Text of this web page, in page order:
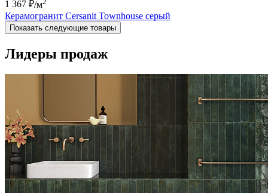
1 367 ₽/м
Керамогранит Cersanit Townhouse серый
Показать следующие товары
Лидеры продаж